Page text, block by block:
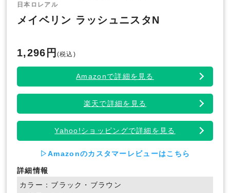
日本ロレアル
メイベリン ラッシュニスタN
1,296円 (税込)
Amazonで詳細を見る
楽天で詳細を見る
Yahoo!ショッピングで詳細を見る
▷Amazonのカスタマーレビューはこちら
詳細情報
カラー：ブラック・ブラウン